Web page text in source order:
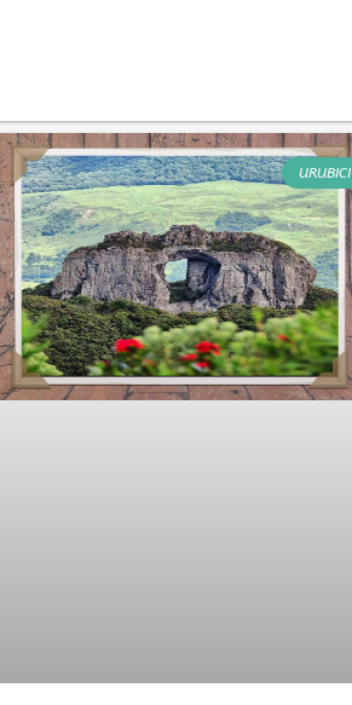
URUBICI